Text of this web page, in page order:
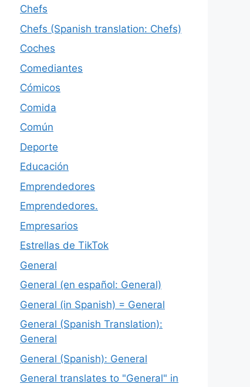
Chefs
Chefs (Spanish translation: Chefs)
Coches
Comediantes
Cómicos
Comida
Común
Deporte
Educación
Emprendedores
Emprendedores.
Empresarios
Estrellas de TikTok
General
General (en español: General)
General (in Spanish) = General
General (Spanish Translation):
General
General (Spanish): General
General translates to "General" in